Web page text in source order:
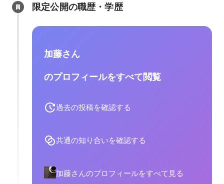
限定公開の職歴・学歴
加藤さん
のプロフィールをすべて閲覧
過去の投稿を確認する
共通の知り合いを確認する
加藤さんのプロフィールをすべて見る